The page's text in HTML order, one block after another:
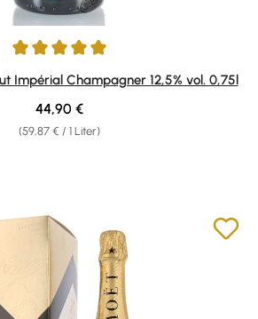
von 5 von 5 Sternen
Impérial Champagner 12,5% vol. 0,75l
(59,87 € / 1 Liter)
Regulärer Preis:
44,90 €